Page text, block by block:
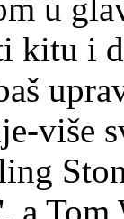
u
kitu i
više
a